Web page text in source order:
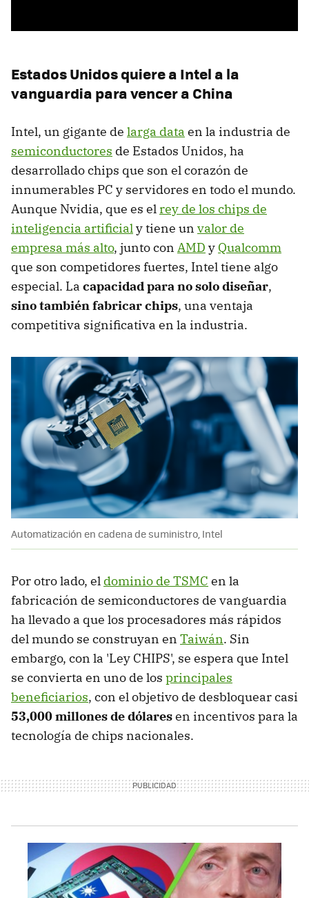
Estados Unidos quiere a Intel a la
vanguardia para vencer a China
Intel, un gigante de larga data en la industria de
semiconductores de Estados Unidos, ha
desarrollado chips que son el corazón de
innumerables PC y servidores en todo el mundo.
Aunque Nvidia, que es elrey de los chips de
inteligencia artificialy tiene un valor de
empresa más alto, junto con AMD y Qualcomm
que son competidores fuertes, Intel tiene algo
especial. La capacidad para no solo diseñar,
sino también fabricar chips, una ventaja
competitiva significativa en la industria.
Automatización en cadena de suministro, Intel
Por otro lado, el dominio de TSMC en la
fabricación de semiconductores de vanguardia
ha llevado a que los procesadores más rápidos
del mundo se construyan en Taiwán. Sin
embargo, con la 'Ley CHIPS', se espera que Intel
se convierta en uno de los principales
beneficiarios, con el objetivo de desbloquear casi
53,000 millones de dólaresen incentivos para la
tecnología de chips nacionales.